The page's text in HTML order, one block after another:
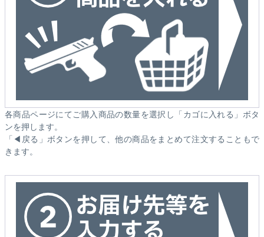
各商品ページにてご購入商品の数量を選択し「カゴに入れる」ボタ
ンを押します。
「◀戻る」ボタンを押して、他の商品をまとめて注文することもで
きます。